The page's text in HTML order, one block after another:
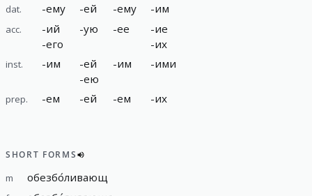
dat. -ему -ей -ему -им
acc. -ий
-его
-ую -ее -ие
-их
inst. -им -ей
-ею
-им -ими
prep. -ем -ей -ем -их
SHORT FORMS
m обезбо́ливающ